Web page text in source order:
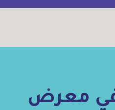
في معرض